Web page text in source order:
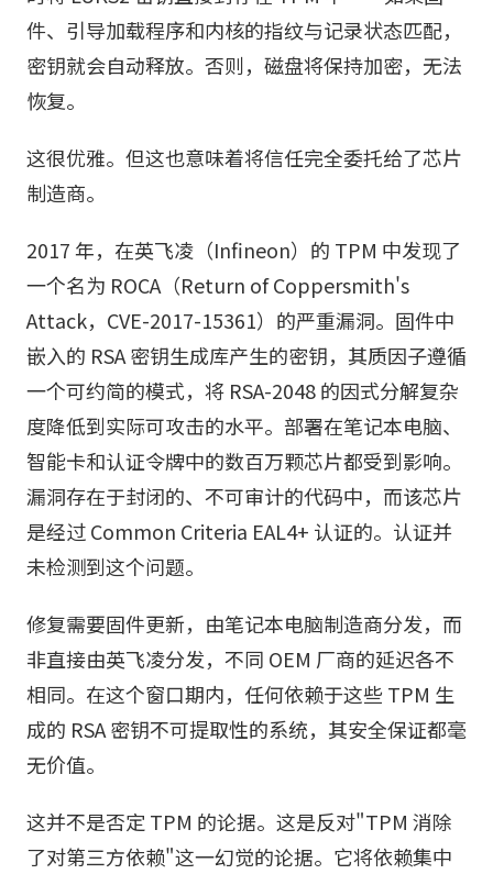
件、引导加载程序和内核的指纹与记录状态匹配，
密钥就会自动释放。否则，磁盘将保持加密，无法
恢复。
这很优雅。但这也意味着将信任完全委托给了芯片
制造商。
2017 年，在英飞凌（Infineon）的 TPM 中发现了
一个名为 ROCA（Return of Coppersmith's
Attack，CVE-2017-15361）的严重漏洞。固件中
嵌入的 RSA 密钥生成库产生的密钥，其质因子遵循
一个可约简的模式，将 RSA-2048 的因式分解复杂
度降低到实际可攻击的水平。部署在笔记本电脑、
智能卡和认证令牌中的数百万颗芯片都受到影响。
漏洞存在于封闭的、不可审计的代码中，而该芯片
是经过 Common Criteria EAL4+ 认证的。认证并
未检测到这个问题。
修复需要固件更新，由笔记本电脑制造商分发，而
非直接由英飞凌分发，不同 OEM 厂商的延迟各不
相同。在这个窗口期内，任何依赖于这些 TPM 生
成的 RSA 密钥不可提取性的系统，其安全保证都毫
无价值。
这并不是否定 TPM 的论据。这是反对"TPM 消除
了对第三方依赖"这一幻觉的论据。它将依赖集中